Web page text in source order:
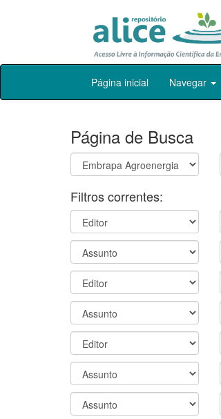
Skip
Página inicial Navegar
Página de Busca
Filtros correntes: